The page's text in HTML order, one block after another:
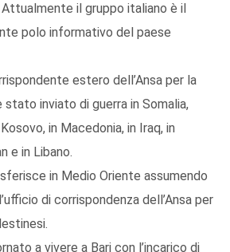
il gruppo italiano è il
polo informativo del paese
estero dell’Ansa per la
stato inviato di guerra in Somalia,
in Macedonia, in Iraq, in
e in Libano.
in Medio Oriente assumendo
di corrispondenza dell’Ansa per
a vivere a Bari con l’incarico di